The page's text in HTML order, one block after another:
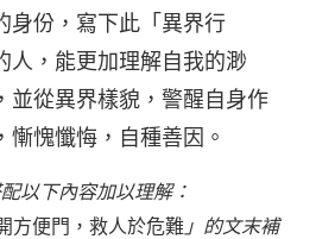
身份，寫下此「異界行
人，能更加理解自我的渺
並從異界樣貌，警醒自身作
愧懺悔，自種善因。
以下內容加以理解：
方便門，救人於危難」的文末補